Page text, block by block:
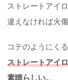
ストレートアイ
違えなければ火
コテのようにく
ストレートアイ
素晴らしい。